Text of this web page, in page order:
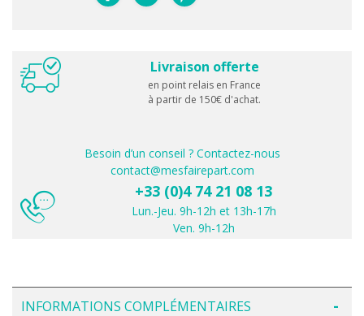
Livraison offerte
en point relais en France
à partir de 150€ d'achat.
Besoin d’un conseil ? Contactez-nous
contact@mesfairepart.com
+33 (0)4 74 21 08 13
Lun.-Jeu. 9h-12h et 13h-17h
Ven. 9h-12h
INFORMATIONS COMPLÉMENTAIRES